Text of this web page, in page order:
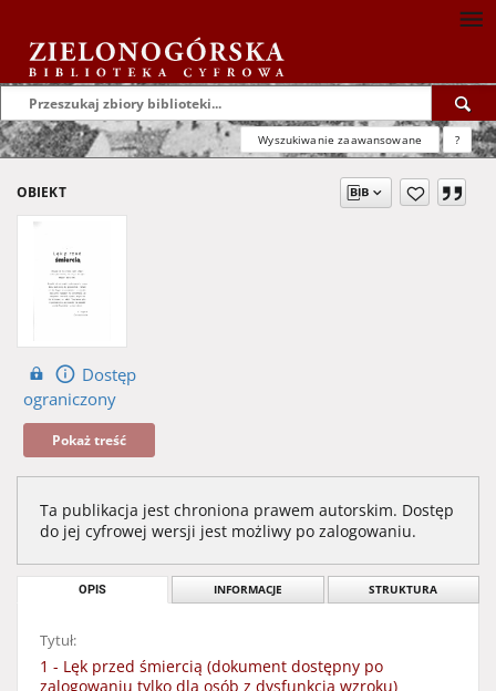
Wyszukiwanie zaawansowane ?
OBIEKT
Dostęp
ograniczony
Pokaż treść
Ta publikacja jest chroniona prawem autorskim. Dostęp
do jej cyfrowej wersji jest możliwy po zalogowaniu.
OPIS INFORMACJE STRUKTURA
Tytuł:
1 - Lęk przed śmiercią (dokument dostępny po
zalogowaniu tylko dla osób z dysfunkcją wzroku)